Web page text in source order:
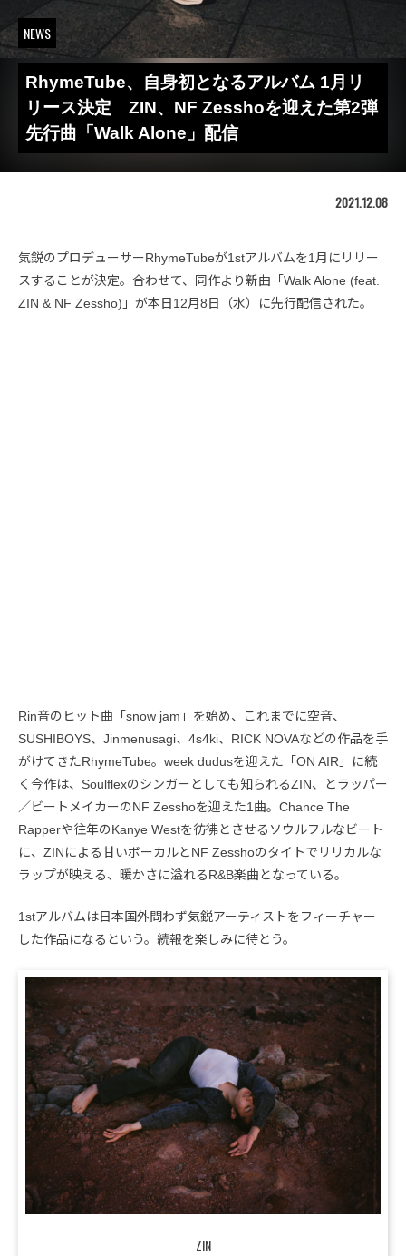
NEWS
RhymeTube、自身初となるアルバム 1月リ
リース決定 ZIN、NF Zesshoを迎えた第2弾
先行曲「Walk Alone」配信
2021.12.08
気鋭のプロデューサーRhymeTubeが1stアルバムを1月にリリー
スすることが決定。合わせて、同作より新曲「Walk Alone (feat.
ZIN & NF Zessho)」が本日12月8日（水）に先行配信された。
Rin音のヒット曲「snow jam」を始め、これまでに空音、
SUSHIBOYS、Jinmenusagi、4s4ki、RICK NOVAなどの作品を手
がけてきたRhymeTube。week dudusを迎えた「ON AIR」に続
く今作は、Soulflexのシンガーとしても知られるZIN、とラッパー
／ビートメイカーのNF Zesshoを迎えた1曲。Chance The
Rapperや往年のKanye Westを彷彿とさせるソウルフルなビート
に、ZINによる甘いボーカルとNF Zesshoのタイトでリリカルな
ラップが映える、暖かさに溢れるR&B楽曲となっている。
1stアルバムは日本国外問わず気鋭アーティストをフィーチャー
した作品になるという。続報を楽しみに待とう。
ZIN